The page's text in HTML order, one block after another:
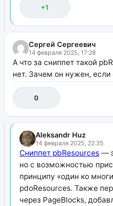
+1
Сергей Сергеевич
14 февраля 2025, 17:28
А что за сниппет такой
нет. Зачем он нужен, если
0
Aleksandr Huz
14 февраля 2025, 22:35
Сниппет pbResources—
но с возможностью
принципу «один ко
pdoResources. Также
через PageBlocks,